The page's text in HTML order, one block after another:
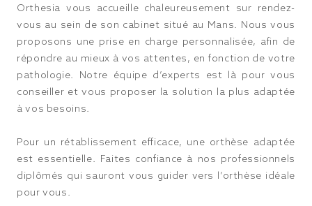
Orthesia vous accueille chaleureusement sur rendez-
vous au sein de son cabinet situé au Mans. Nous vous
proposons une prise en charge personnalisée, afin de
répondre au mieux à vos attentes, en fonction de votre
pathologie. Notre équipe d’experts est là pour vous
conseiller et vous proposer la solution la plus adaptée
à vos besoins.
Pour un rétablissement efficace, une orthèse adaptée
est essentielle. Faites confiance à nos professionnels
diplômés qui sauront vous guider vers l’orthèse idéale
pour vous.